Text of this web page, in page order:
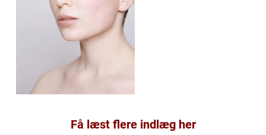
Få læst flere indlæg her